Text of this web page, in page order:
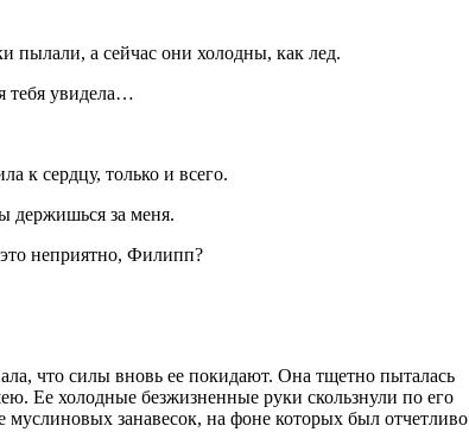
пылали, а сейчас они холодны, как лед.
тебя увидела…
к сердцу, только и всего.
держишься за меня.
неприятно, Филипп?
что силы вновь ее покидают. Она тщетно пыталась
Ее холодные безжизненные руки скользнули по его
муслиновых занавесок, на фоне которых был отчетливо